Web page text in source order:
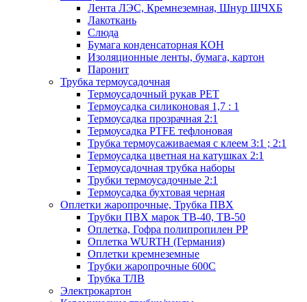
Лента ЛЭС, Кремнеземная, Шнур ШЧХБ
Лакоткань
Слюда
Бумага конденсаторная КОН
Изоляционные ленты, бумага, картон
Паронит
Трубка термоусадочная
Термоусадочный рукав PET
Термоусадка силиконовая 1,7 : 1
Термоусадка прозрачная 2:1
Термоусадка PTFE тефлоновая
Трубка термоусаживаемая с клеем 3:1 ; 2:1
Термоусадка цветная на катушках 2:1
Термоусадочная трубка наборы
Трубки термоусадочные 2:1
Термоусадка бухтовая черная
Оплетки жаропрочные, Трубка ПВХ
Трубки ПВХ марок ТВ-40, ТВ-50
Оплетка, Гофра полипропилен PP
Оплетка WURTH (Германия)
Оплетки кремнеземные
Трубки жаропрочные 600С
Трубка ТЛВ
Электрокартон